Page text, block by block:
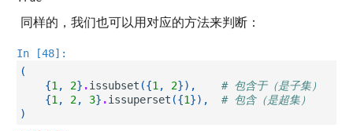
同样的，我们也可以用对应的方法来判断：
In [48]:
(
{1 , 2} .issubset ({1 , 2}),
# 包含于（是子集）
{1 , 2, 3} .issuperset ({1}),
# 包含（是超集）
)